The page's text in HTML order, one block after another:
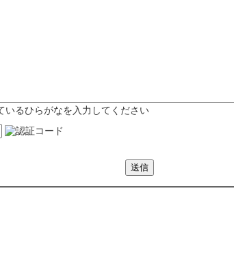
いるひらがなを入力してください